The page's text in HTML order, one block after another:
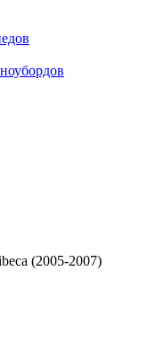
(2005-2007)